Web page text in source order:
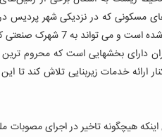
مسکونی که در نزدیکی شهر پردیس
صنعتی که در تهران مجوز دارند منتقل شوند
دارای بخشهایی است که محروم
ارائه خدمات زیربنایی تلاش کند تا
هیچگونه تاخیر در اجرای